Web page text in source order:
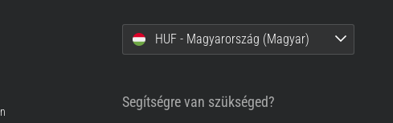
HUF - Magyarország (Magyar)
Segítségre van szükséged?